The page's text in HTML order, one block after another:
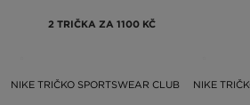
2 TRIČKA ZA 1100 KČ
NIKE TRIČKO SPORTSWEAR CLUB NIKE